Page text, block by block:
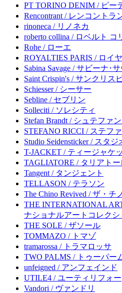
PT TORINO DENIM / ピー
Rencontrant / レンコントラ
rinoneca / リノネカ
roberto collina / ロベルト コ
Rohe / ローエ
ROYALTIES PARIS / ロイ
Sabina Savage / サビーナ･
Saint Crispin's / サンクリス
Schiesser / シーサー
Sebline / セブリン
Solleciti / ソレシティ
Stefan Brandt / シュテファ
STEFANO RICCI / ステフ
Studio Seidensticker / スタ
T-JACKET / ティージャケ
TAGLIATORE / タリアトー
Tangent / タンジェント
TELLASON / テラソン
The Chino Revived / ザ・チ
THE INTERNATIONAL
ナショナルアートコレクシ
THE SOLE / ザソール
TOMMAZO / トマゾ
tramarossa / トラマロッサ
TWO PALMS / トゥーパー
unfeigned / アンフェインド
UTILE4 / ユーティリフォー
Vandori / ヴァンドリ